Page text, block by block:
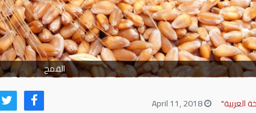
القمح
العربية"